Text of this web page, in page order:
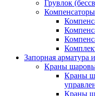
Грувлок
Запорная арматура
Краны
Краны
Краны